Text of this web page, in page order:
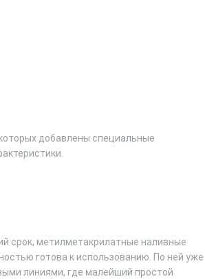
добавлены специальные
срок, метилметакрилатные наливные
готова к использованию. По ней уже
линиями, где малейший простой